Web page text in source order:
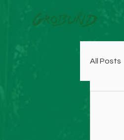
All Posts